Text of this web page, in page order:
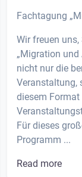
Fachtagung
Wir freuen
„Migration und
nicht nur die
Veranstaltung,
diesem Format
Für dieses
Programm ...
Read more